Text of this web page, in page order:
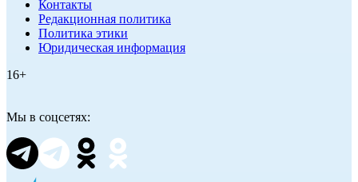
Контакты
Редакционная политика
Политика этики
Юридическая информация
16+
Мы в соцсетях: